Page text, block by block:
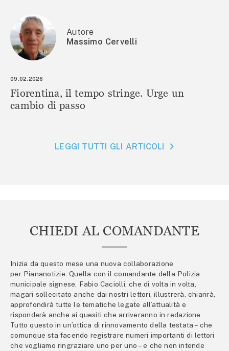
Autore
Massimo Cervelli
09.02.2026
Fiorentina, il tempo stringe. Urge un
cambio di passo
LEGGI TUTTI GLI ARTICOLI
CHIEDI AL COMANDANTE
Inizia da questo mese una nuova collaborazione
per Piananotizie. Quella con il comandante della Polizia
municipale signese, Fabio Caciolli, che di volta in volta,
magari sollecitato anche dai nostri lettori, illustrerà, chiarirà,
approfondirà tutte le tematiche legate all’attualità e
risponderà anche ai quesiti che arriveranno in redazione.
Tutto questo in un’ottica di rinnovamento della testata – che
comunque sta facendo registrare numeri importanti di lettori
che vogliamo ringraziare uno per uno – e che non intende